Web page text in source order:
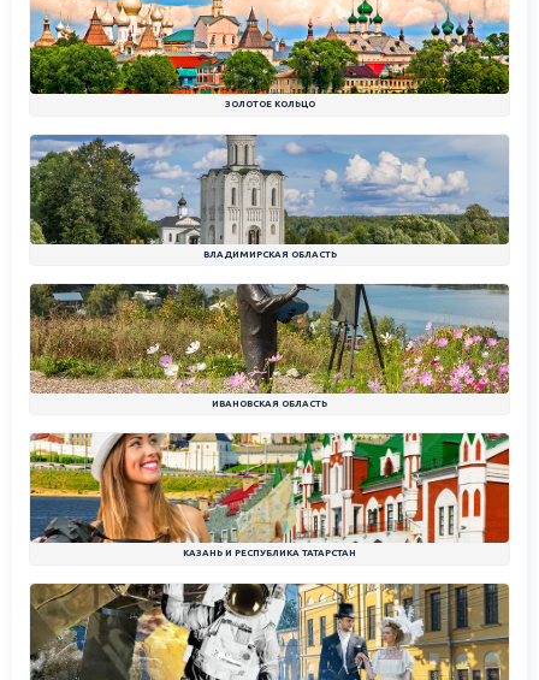
ЗОЛОТОЕ КОЛЬЦО
ВЛАДИМИРСКАЯ ОБЛАСТЬ
ИВАНОВСКАЯ ОБЛАСТЬ
КАЗАНЬ И РЕСПУБЛИКА ТАТАРСТАН